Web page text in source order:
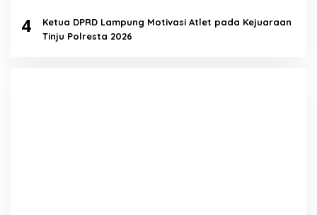
4
Ketua DPRD Lampung Motivasi Atlet pada Kejuaraan
Tinju Polresta 2026